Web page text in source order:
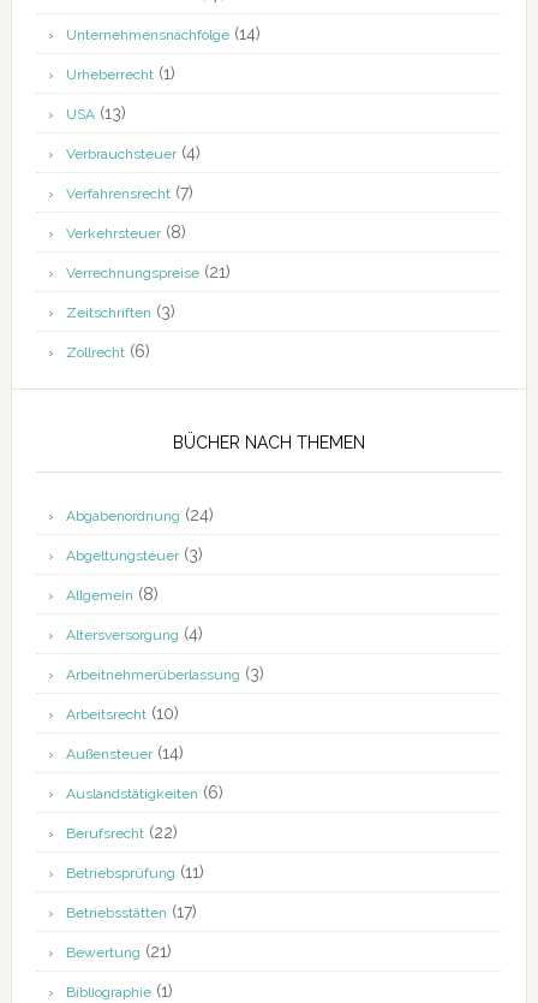
Unternehmensnachfolge(14)
Urheberrecht(1)
USA(13)
Verbrauchsteuer(4)
Verfahrensrecht(7)
Verkehrsteuer(8)
Verrechnungspreise(21)
Zeitschriften (3)
Zollrecht(6)
BÜCHER NACH THEMEN
Abgabenordnung (24)
Abgeltungsteuer(3)
Allgemein (8)
Altersversorgung (4)
Arbeitnehmerüberlassung (3)
Arbeitsrecht(10)
Außensteuer(14)
Auslandstätigkeiten (6)
Berufsrecht(22)
Betriebsprüfung (11)
Betriebsstätten (17)
Bewertung (21)
Bibliographie(1)